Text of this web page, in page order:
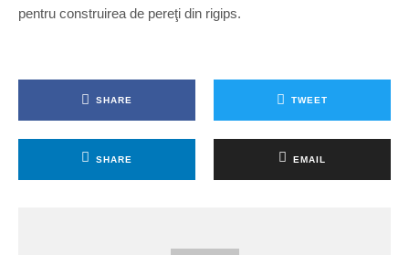
pentru construirea de pereţi din rigips.
SHARE TWEET
SHARE EMAIL